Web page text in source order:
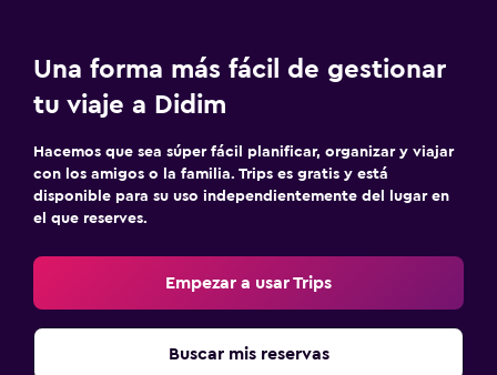
Una forma más fácil de gestionar
tu viaje a Didim
Hacemos que sea súper fácil planificar, organizar y viajar
con los amigos o la familia. Trips es gratis y está
disponible para su uso independientemente del lugar en
el que reserves.
Empezar a usar Trips
Buscar mis reservas